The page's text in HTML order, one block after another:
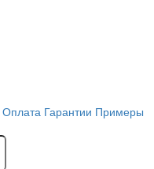
Оплата Гарантии Примеры